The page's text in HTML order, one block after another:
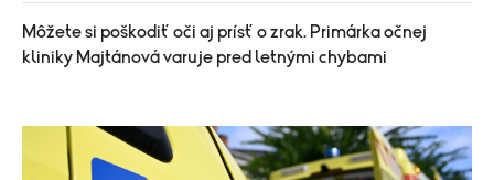
Môžete si poškodiť oči aj prísť o zrak. Primárka očnej
kliniky Majtánová varuje pred letnými chybami